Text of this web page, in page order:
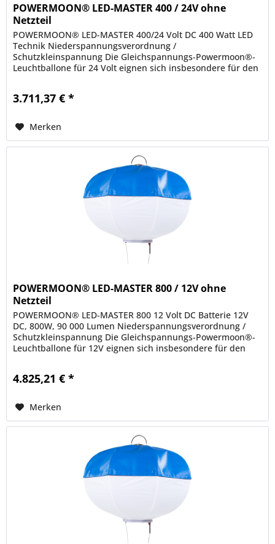
POWERMOON® LED-MASTER 400 / 24V ohne
Netzteil
POWERMOON® LED-MASTER 400/24 Volt DC 400 Watt LED
Technik Niederspannungsverordnung /
Schutzkleinspannung Die Gleichspannungs-Powermoon®-
Leuchtballone für 24 Volt eignen sich insbesondere für den
3.711,37 € *
Merken
POWERMOON® LED-MASTER 800 / 12V ohne
Netzteil
POWERMOON® LED-MASTER 800 12 Volt DC Batterie 12V
DC, 800W, 90 000 Lumen Niederspannungsverordnung /
Schutzkleinspannung Die Gleichspannungs-Powermoon®-
Leuchtballone für 12V eignen sich insbesondere für den
4.825,21 € *
Merken